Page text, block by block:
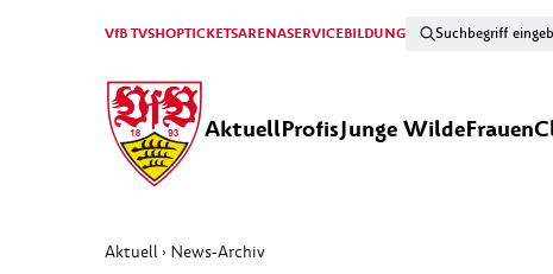
VfB TVSHOPTICKETSARENASERVICEBILDUNG
AktuellProfisJunge WildeFrauen
Aktuell › News-Archiv